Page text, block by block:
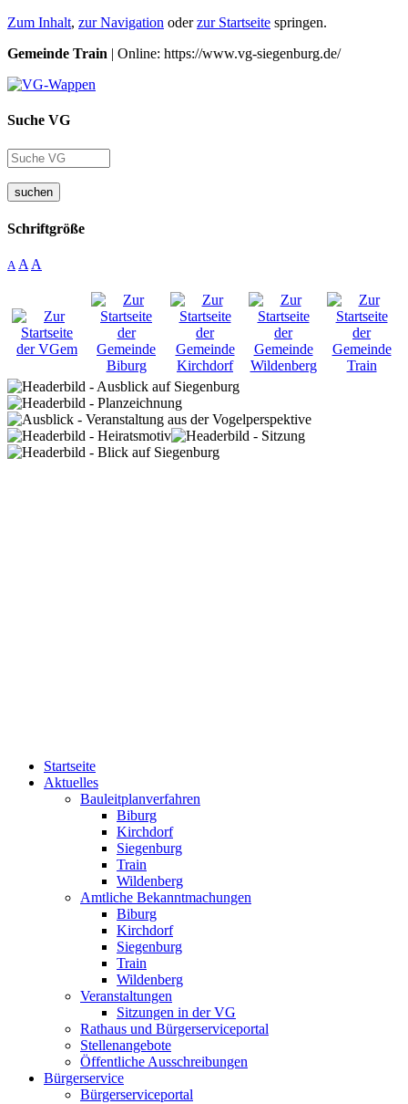
Zum Inhalt, zur Navigation oderzur Startseite springen.
Gemeinde Train | Online: https://www.vg-siegenburg.de/
Suche VG
suchen
Schriftgröße
A A A
Startseite
Aktuelles
Bauleitplanverfahren
Biburg
Kirchdorf
Siegenburg
Train
Wildenberg
Amtliche Bekanntmachungen
Biburg
Kirchdorf
Siegenburg
Train
Wildenberg
Veranstaltungen
Sitzungen in der VG
Rathaus und Bürgerserviceportal
Stellenangebote
Öffentliche Ausschreibungen
Bürgerservice
Bürgerserviceportal